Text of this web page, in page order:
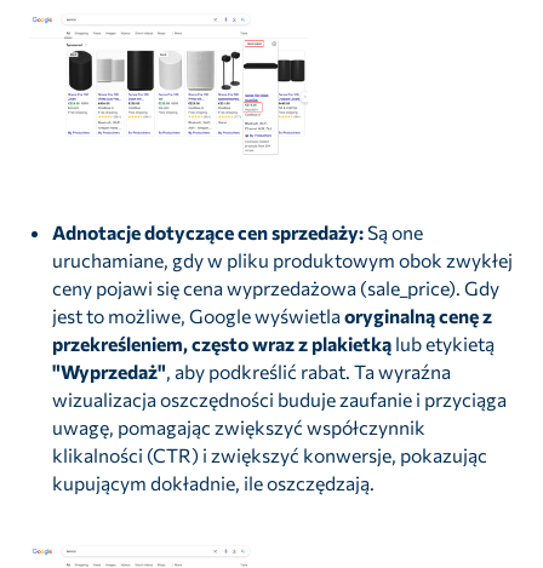
Adnotacje dotyczące cen sprzedaży:Są one
uruchamiane, gdy w pliku produktowym obok zwykłej
ceny pojawi się cena wyprzedażowa (sale_price). Gdy
jest to możliwe, Google wyświetlaoryginalną cenę z
przekreśleniem, często wraz z plakietką lub etykietą
"Wyprzedaż" , aby podkreślić rabat. Ta wyraźna
wizualizacja oszczędności buduje zaufanie i przyciąga
uwagę, pomagając zwiększyć współczynnik
klikalności (CTR) i zwiększyć konwersje, pokazując
kupującym dokładnie, ile oszczędzają.